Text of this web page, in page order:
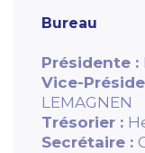
Bureau
Présidente :
Vice-
LEMAGNEN
Trésorier :
Secrétaire :